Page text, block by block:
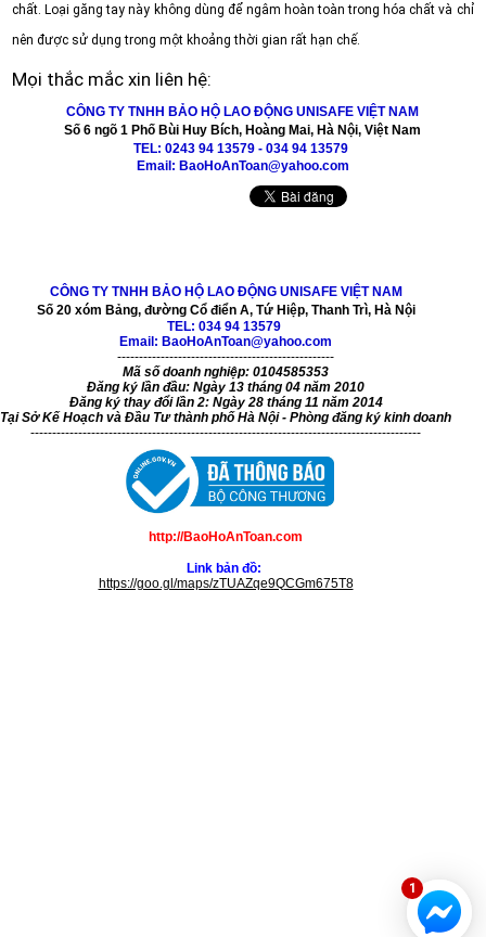
chất.Loại găng tay này không dùng để ngâm hoàn toàn trong hóa chất và chỉ
nên được sử dụng trong một khoảng thời gian rất hạn chế.
Mọi thắc mắc xin liên hệ:
CÔNG TY TNHHBẢO HỘ LAO ĐỘNG UNISAFE VIỆT NAM
Số 6 ngõ 1 Phố Bùi Huy Bích, Hoàng Mai, Hà Nội, Việt Nam
TEL: 0243 94 13579 -034 94 13579
Email: BaoHoAnToan@yahoo.com
CÔNG TY TNHH BẢO HỘ LAO ĐỘNG UNISAFE VIỆT NAM
Số 20 xóm Bảng, đường Cổ điển A, Tứ Hiệp, Thanh Trì, Hà Nội
TEL: 034 94 13579
Email: BaoHoAnToan@yahoo.com
--------------------------------------------------
Mã số doanh nghiệp: 0104585353
Đăng ký lần đầu: Ngày 13 tháng 04 năm 2010
Đăng ký thay đổi lần 2: Ngày 28 tháng 11 năm 2014
Tại Sở Kế Hoạch và Đầu Tư thành phố Hà Nội - Phòng đăng ký kinh doanh
------------------------------------------------------------------------------------------
http://BaoHoAnToan.com
Link bản đồ:
https://goo.gl/maps/zTUAZqe9QCGm675T8
1